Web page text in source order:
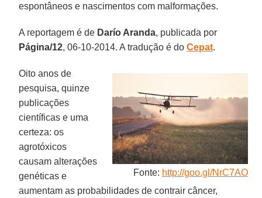
espontâneos e nascimentos com malformações.
A reportagem é de Darío Aranda, publicada por
Página/12, 06-10-2014. A tradução é doCepat.
Fonte: http://goo.gl/NrC7AO
Oito anos de
pesquisa, quinze
publicações
científicas e uma
certeza: os
agrotóxicos
causam alterações
genéticas e
aumentam as probabilidades de contrair câncer,